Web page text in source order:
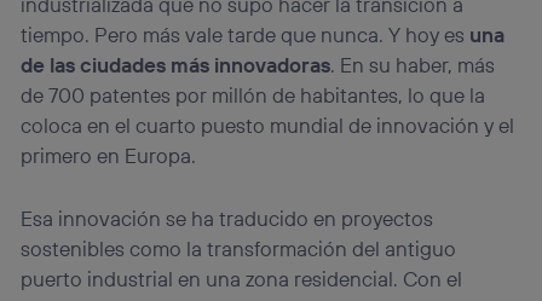
tiempo. Pero más vale tarde que nunca. Y hoy es una
de las ciudades más innovadoras. En su haber, más
de 700 patentes por millón de habitantes, lo que la
coloca en el cuarto puesto mundial de innovación y el
primero en Europa.
Esa innovación se ha traducido en proyectos
sostenibles como la transformación del antiguo
puerto industrial en una zona residencial. Con el